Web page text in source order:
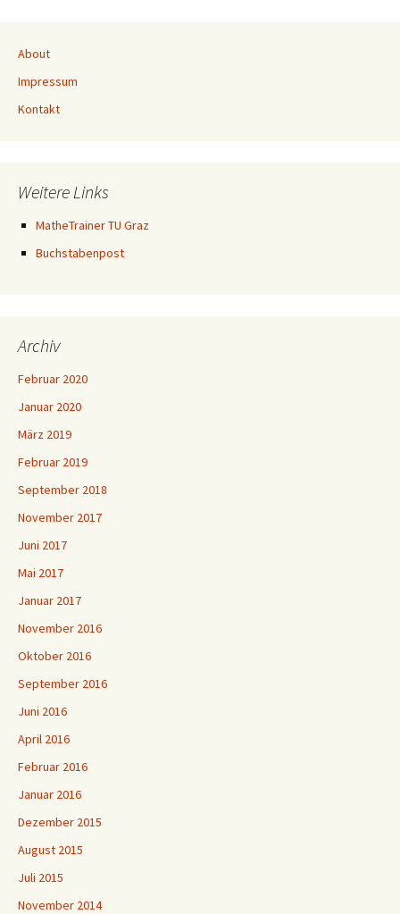
About
Impressum
Kontakt
Weitere Links
MatheTrainer TU Graz
Buchstabenpost
Archiv
Februar 2020
Januar 2020
März 2019
Februar 2019
September 2018
November 2017
Juni 2017
Mai 2017
Januar 2017
November 2016
Oktober 2016
September 2016
Juni 2016
April 2016
Februar 2016
Januar 2016
Dezember 2015
August 2015
Juli 2015
November 2014